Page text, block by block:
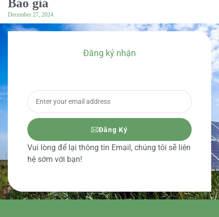
Báo giá
December 27, 2024
Đăng ký nhận
Đăng Ký
Vui lòng để lại thông tin Email, chúng tôi sẽ liên
hệ sớm với bạn!